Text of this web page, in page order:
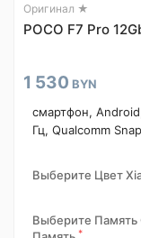
Оригинал ★
POCO F7 Pro
1 530 BYN
смартфон,
Гц, Qualcomm
Выберите Цвет
Выберите Память
*